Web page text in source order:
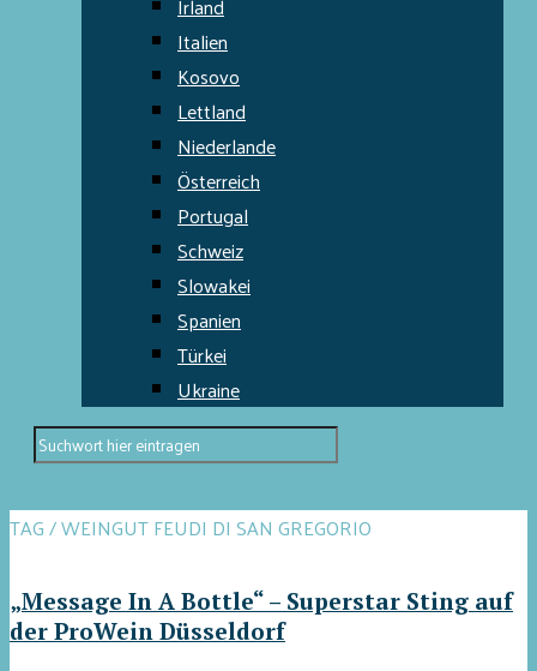
Italien
Kosovo
Lettland
Niederlande
Österreich
Portugal
Schweiz
Slowakei
Spanien
Türkei
Ukraine
TAG / WEINGUT FEUDI DI SAN GREGORIO
„Message In A Bottle“ – Superstar Sting auf
der ProWein Düsseldorf